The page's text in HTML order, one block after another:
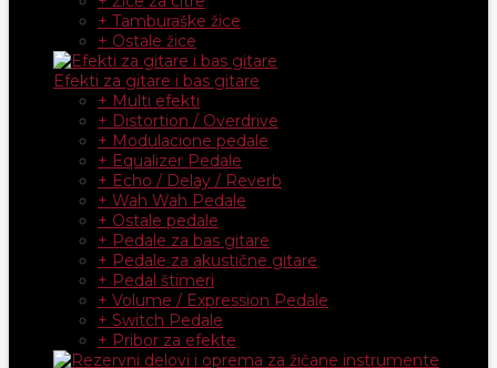
+ Tamburaške žice
+ Ostale žice
Efekti za gitare i bas gitare
+ Multi efekti
+ Distortion / Overdrive
+ Modulacione pedale
+ Equalizer Pedale
+ Echo / Delay / Reverb
+ Wah Wah Pedale
+ Ostale pedale
+ Pedale za bas gitare
+ Pedale za akustične gitare
+ Pedal štimeri
+ Volume / Expression Pedale
+ Switch Pedale
+ Pribor za efekte